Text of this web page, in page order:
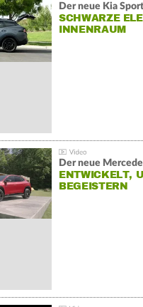
Der neue Kia
SCHWARZE
INNENRAUM
Der neue
ENTWICKELT,
BEGEISTERN